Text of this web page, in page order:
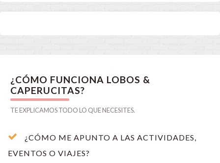
¿CÓMO FUNCIONA LOBOS &
CAPERUCITAS?
TE EXPLICAMOS TODO LO QUE NECESITES.
¿CÓMO ME APUNTO A LAS ACTIVIDADES,
EVENTOS O VIAJES?